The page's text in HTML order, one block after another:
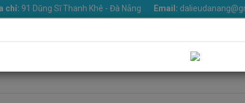
chỉ: 91 Dũng Sĩ Thanh Khê - Đà Nẵng Email:
chủ Giới thiệu Khoa phòng Dịch vụ Tin